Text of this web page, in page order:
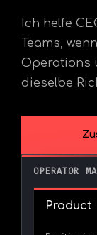
Ich helfe
Teams,
Operations
dieselbe
OPERATOR
Product